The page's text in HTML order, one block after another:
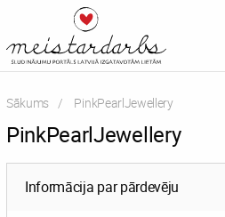
Sākums Current:
PinkPearlJewellery
PinkPearlJewellery
Informācija par pārdevēju